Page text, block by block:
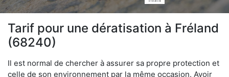
Tarif pour une dératisation à Fréland
(68240)
Il est normal de chercher à assurer sa propre protection et
celle de son environnement par la même occasion. Avoir